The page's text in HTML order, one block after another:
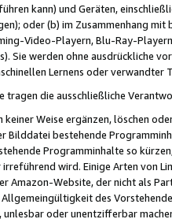
kann) und Geräten,
oder (b) im Zusammenhang
Video-Playern, Blu-Ray-
Sie werden ohne ausdrückliche
Lernens oder
tragen die ausschließliche
keiner Weise ergänzen, löschen
Bilddatei bestehende
Programminhalte so
wird. Einige Arten von
Amazon-Website, der nicht als
Allgemeingültigkeit des
unlesbar oder unentzifferbar